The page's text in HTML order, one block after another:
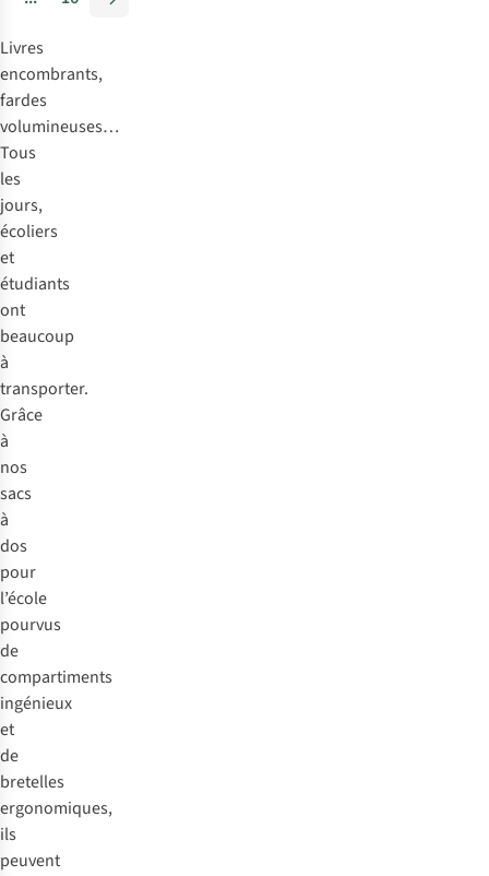
Livres
encombrants,
fardes
volumineuses…
Tous
les
jours,
écoliers
et
étudiants
ont
beaucoup
à
transporter.
Grâce
à
nos
sacs
à
dos
pour
l’école
pourvus
de
compartiments
ingénieux
et
de
bretelles
ergonomiques,
ils
peuvent